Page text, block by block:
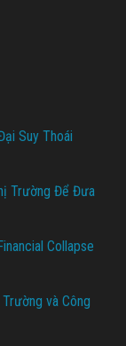
Suy Thoái
Trường Để Đưa
Collapse
và Công